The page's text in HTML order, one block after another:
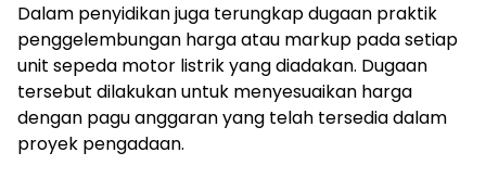
Dalam penyidikan juga terungkap dugaan praktik
penggelembungan harga atau markup pada setiap
unit sepeda motor listrik yang diadakan. Dugaan
tersebut dilakukan untuk menyesuaikan harga
dengan pagu anggaran yang telah tersedia dalam
proyek pengadaan.